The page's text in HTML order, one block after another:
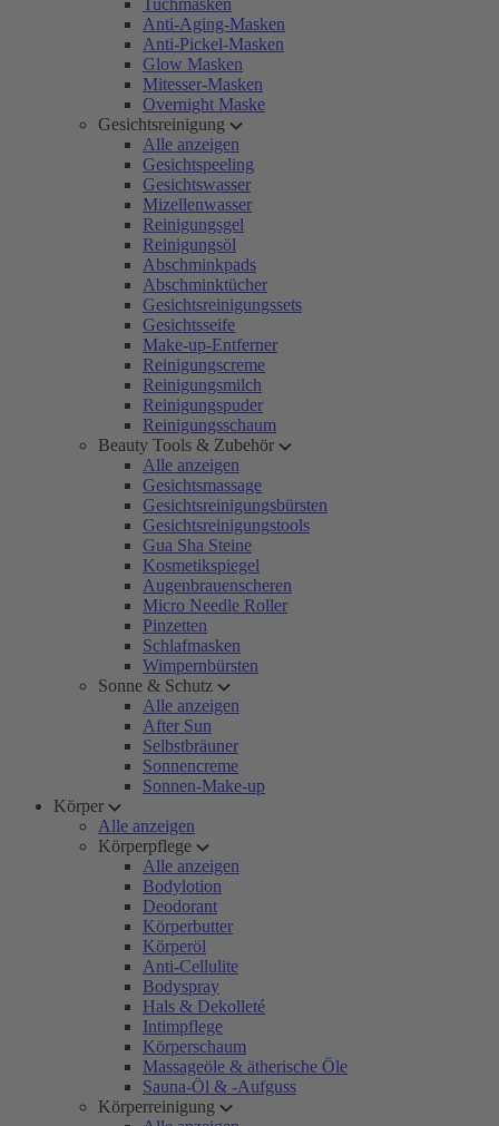
Tuchmasken
Anti-Aging-Masken
Anti-Pickel-Masken
Glow Masken
Mitesser-Masken
Overnight Maske
Gesichtsreinigung
Alle anzeigen
Gesichtspeeling
Gesichtswasser
Mizellenwasser
Reinigungsgel
Reinigungsöl
Abschminkpads
Abschminktücher
Gesichtsreinigungssets
Gesichtsseife
Make-up-Entferner
Reinigungscreme
Reinigungsmilch
Reinigungspuder
Reinigungsschaum
Beauty Tools & Zubehör
Alle anzeigen
Gesichtsmassage
Gesichtsreinigungsbürsten
Gesichtsreinigungstools
Gua Sha Steine
Kosmetikspiegel
Augenbrauenscheren
Micro Needle Roller
Pinzetten
Schlafmasken
Wimpernbürsten
Sonne & Schutz
Alle anzeigen
After Sun
Selbstbräuner
Sonnencreme
Sonnen-Make-up
Körper
Alle anzeigen
Körperpflege
Alle anzeigen
Bodylotion
Deodorant
Körperbutter
Körperöl
Anti-Cellulite
Bodyspray
Hals & Dekolleté
Intimpflege
Körperschaum
Massageöle & ätherische Öle
Sauna-Öl & -Aufguss
Körperreinigung